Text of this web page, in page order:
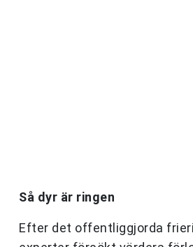
Så dyr är ringen
Efter det offentliggjorda